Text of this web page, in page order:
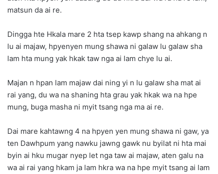
matsun da ai re.
Dingga hte Hkala mare 2 hta tsep kawp shang na ahkang n
lu ai majaw, hpyenyen mung shawa ni galaw lu galaw sha
lam hta mung yak hkak taw nga ai lam chye lu ai.
Majan n hpan lam majaw dai ning yi n lu galaw sha mat ai
rai yang, du wa na shaning hta grau yak hkak wa na hpe
mung, buga masha ni myit tsang nga ma ai re.
Dai mare kahtawng 4 na hpyen yen mung shawa ni gaw, ya
ten Dawhpum yang nawku jawng gawk nu byilat ni hta mai
byin ai hku mugar nyep let nga taw ai majaw, aten galu na
wa ai rai yang hkam ja lam hkra wa na hpe myit tsang ai lam